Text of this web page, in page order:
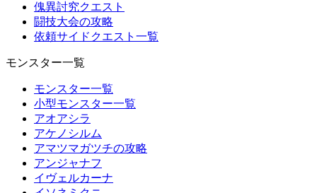
傀異討究クエスト
闘技大会の攻略
依頼サイドクエスト一覧
モンスター一覧
モンスター一覧
小型モンスター一覧
アオアシラ
アケノシルム
アマツマガツチの攻略
アンジャナフ
イヴェルカーナ